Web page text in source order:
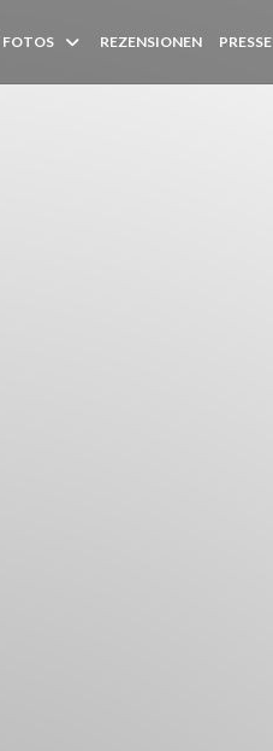
FOTOS REZENSIONEN PRESSE